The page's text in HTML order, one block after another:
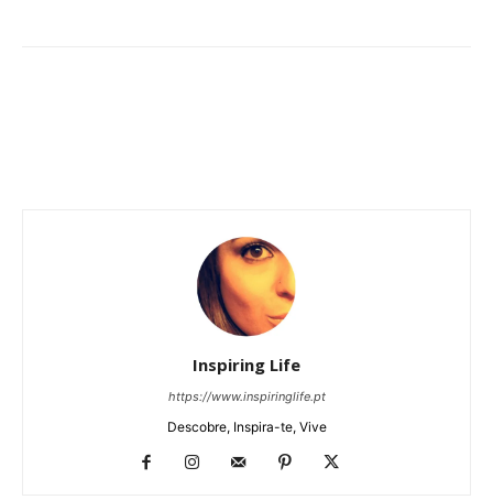
Inspiring Life
https://www.inspiringlife.pt
Descobre, Inspira-te, Vive